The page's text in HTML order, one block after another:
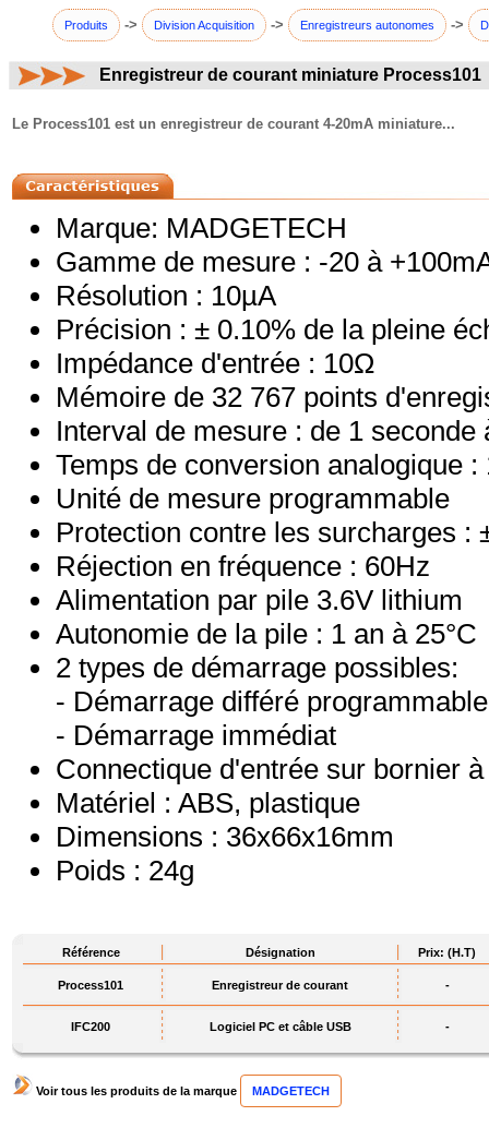
Produits -> Division Acquisition -> Enregistreurs autonomes ->
Enregistreur de courant miniature Process101
Le Process101 est un enregistreur de courant 4-20mA miniature...
Marque: MADGETECH
Gamme de mesure : -20 à
Résolution : 10µA
Précision : ± 0.10% de la pleine
Impédance d'entrée : 10Ω
Mémoire de 32 767 points
Interval de mesure : de 1 seconde
Temps de conversion analogique
Unité de mesure programmable
Protection contre les surcharges :
Réjection en fréquence : 60Hz
Alimentation par pile 3.6V lithium
Autonomie de la pile : 1 an à 25°C
2 types de démarrage possibles:
- Démarrage différé
- Démarrage immédiat
Connectique d'entrée sur bornier
Matériel : ABS, plastique
Dimensions : 36x66x16mm
Poids : 24g
Référence Désignation Prix: (H.T)
Process101 Enregistreur de courant -
IFC200 Logiciel PC et câble USB -
Voir tous les produits de la marque MADGETECH